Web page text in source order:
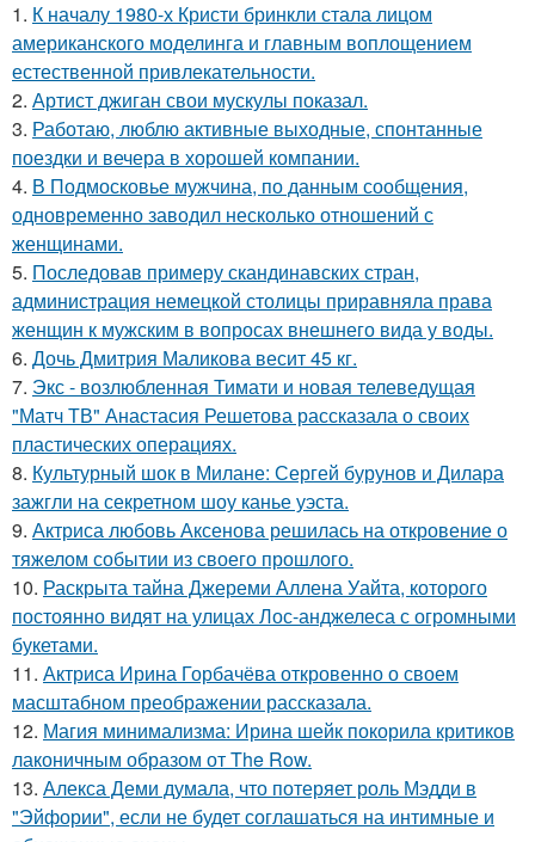
1. К началу 1980-х Кристи бринкли стала лицом
американского моделинга и главным воплощением
естественной привлекательности.
2. Артист джиган свои мускулы показал.
3. Работаю, люблю активные выходные, спонтанные
поездки и вечера в хорошей компании.
4. В Подмосковье мужчина, по данным сообщения,
одновременно заводил несколько отношений с
женщинами.
5. Последовав примеру скандинавских стран,
администрация немецкой столицы приравняла права
женщин к мужским в вопросах внешнего вида у воды.
6. Дочь Дмитрия Маликова весит 45 кг.
7. Экс - возлюбленная Тимати и новая телеведущая
"Матч ТВ" Анастасия Решетова рассказала о своих
пластических операциях.
8. Культурный шок в Милане: Сергей бурунов и Дилара
зажгли на секретном шоу канье уэста.
9. Актриса любовь Аксенова решилась на откровение о
тяжелом событии из своего прошлого.
10. Раскрыта тайна Джереми Аллена Уайта, которого
постоянно видят на улицах Лос-анджелеса с огромными
букетами.
11. Актриса Ирина Горбачёва откровенно о своем
масштабном преображении рассказала.
12. Магия минимализма: Ирина шейк покорила критиков
лаконичным образом от The Row.
13. Алекса Деми думала, что потеряет роль Мэдди в
"Эйфории", если не будет соглашаться на интимные и